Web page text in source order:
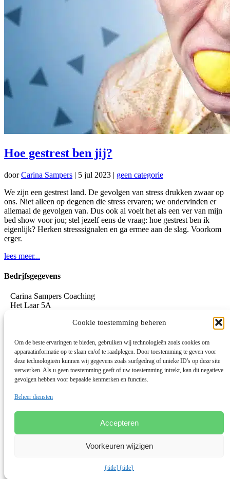
Cookie toestemming beheren
Om de beste ervaringen te bieden, gebruiken wij technologieën zoals cookies om
apparaatinformatie op te slaan en/of te raadplegen. Door toestemming te geven voor
deze technologieën kunnen wij gegevens zoals surfgedrag of unieke ID's op deze site
verwerken. Als u geen toestemming geeft of uw toestemming intrekt, kan dit negatieve
gevolgen hebben voor bepaalde kenmerken en functies.
Beheer diensten
Accepteren
Voorkeuren wijzigen
{title}{title}
Hoe gestrest ben jij?
doorCarina Sampers | 5 jul 2023 | geen categorie
We zijn een gestrest land. De gevolgen van stress drukken zwaar op
ons. Niet alleen op degenen die stress ervaren; we ondervinden er
allemaal de gevolgen van. Dus ook al voelt het als een ver van mijn
bed show voor jou; stel jezelf eens de vraag: hoe gestrest ben ik
eigenlijk? Herken stresssignalen en ga ermee aan de slag. Voorkom
erger.
lees meer...
Bedrjfsgegevens
Carina Sampers Coaching
Het Laar 5A
www.carinasampers.nl
BTW-id: NL001833928B47
KvK: 72690895
Algemene voorwaarden
Privacybeleid OEEC
© 2026 Deze website draait op het websitesysteem